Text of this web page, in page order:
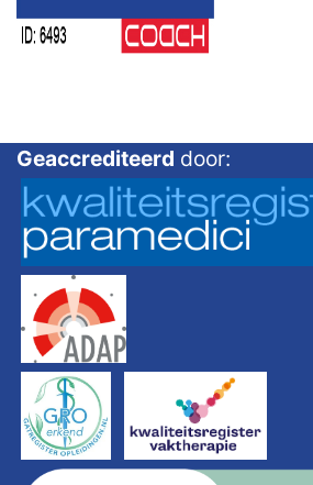
Geaccrediteerd door: